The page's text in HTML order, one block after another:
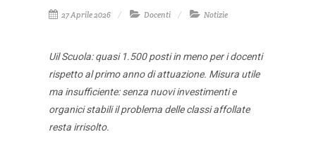
27 Aprile 2026 Docenti Notizie
Uil Scuola: quasi 1.500 posti in meno per i docenti
rispetto al primo anno di attuazione. Misura utile
ma insufficiente: senza nuovi investimenti e
organici stabili il problema delle classi affollate
resta irrisolto.